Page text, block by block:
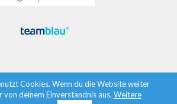
Cookies. Wenn du die Website weiter
von deinem Einverständnis aus. Weitere